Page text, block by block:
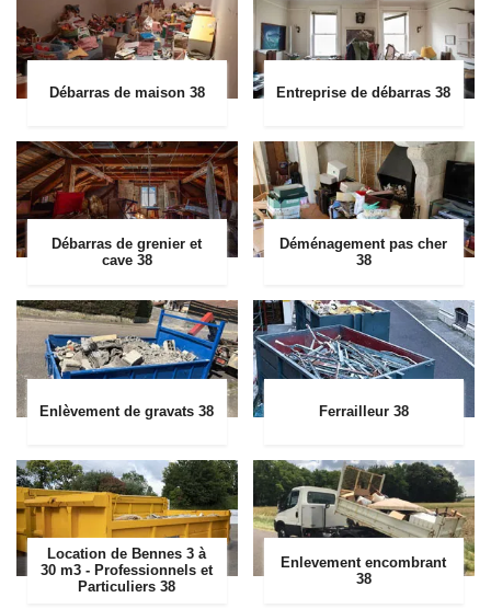
Débarras de maison 38 Entreprise de débarras 38
Débarras de grenier et
cave 38
Déménagement pas cher
38
Enlèvement de gravats 38 Ferrailleur 38
Location de Bennes 3 à
30 m3 - Professionnels et
Particuliers 38
Enlevement encombrant
38